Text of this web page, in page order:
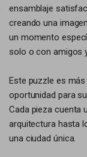
ensamblaje
creando una
un momento
solo o con amigos
Este puzzle es
oportunidad para
Cada pieza cuenta
arquitectura hasta
una ciudad única.